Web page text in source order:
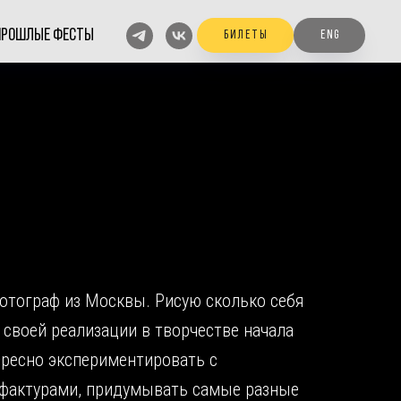
ФЕСТЫ б и л е т ы E n g
из Москвы. Рисую сколько себя
реализации в творчестве начала
экспериментировать с
придумывать самые разные